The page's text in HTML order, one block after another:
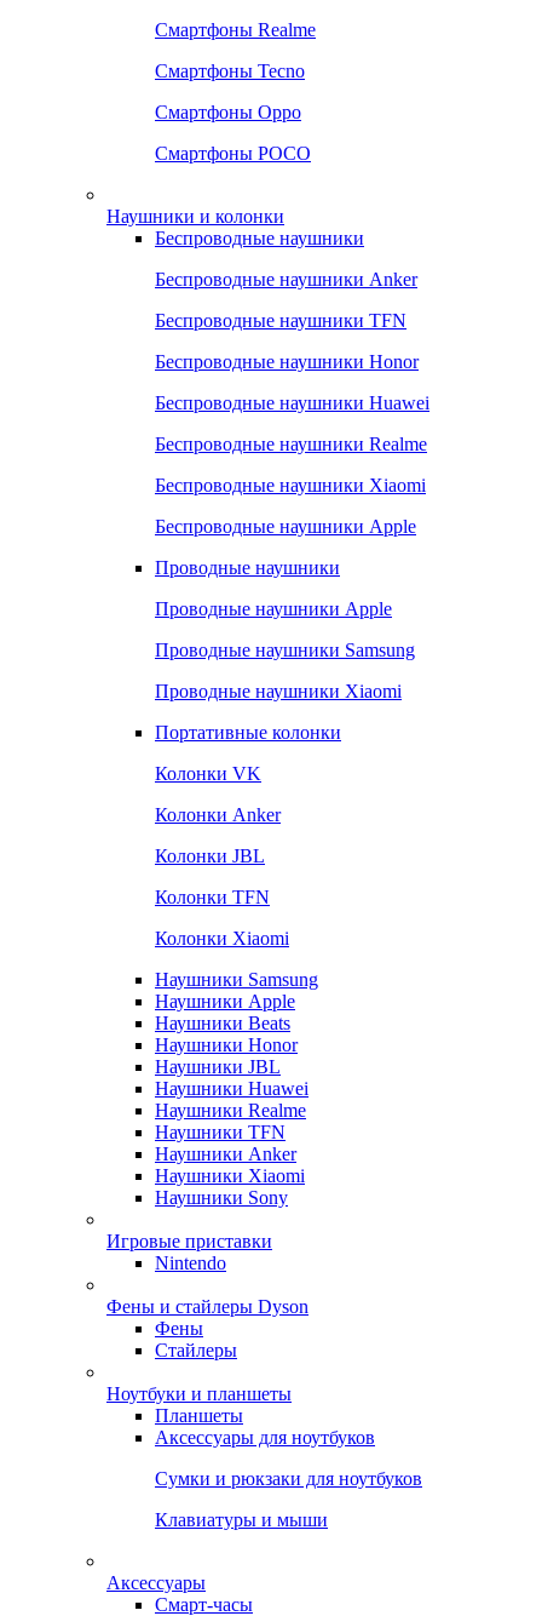
Смартфоны Realme
Смартфоны Tecno
Смартфоны Oppo
Смартфоны POCO
Наушники и колонки
Беспроводные наушники
Беспроводные наушники Anker
Беспроводные наушники TFN
Беспроводные наушники Honor
Беспроводные наушники Huawei
Беспроводные наушники Realme
Беспроводные наушники Xiaomi
Беспроводные наушники Apple
Проводные наушники
Проводные наушники Apple
Проводные наушники Samsung
Проводные наушники Xiaomi
Портативные колонки
Колонки VK
Колонки Anker
Колонки JBL
Колонки TFN
Колонки Xiaomi
Наушники Samsung
Наушники Apple
Наушники Beats
Наушники Honor
Наушники JBL
Наушники Huawei
Наушники Realme
Наушники TFN
Наушники Anker
Наушники Xiaomi
Наушники Sony
Игровые приставки
Nintendo
Фены и стайлеры Dyson
Фены
Стайлеры
Ноутбуки и планшеты
Планшеты
Аксессуары для ноутбуков
Сумки и рюкзаки для ноутбуков
Клавиатуры и мыши
Аксессуары
Смарт-часы